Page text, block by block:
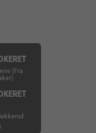
(Fra